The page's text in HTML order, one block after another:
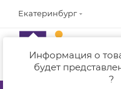
Екатеринбург
Информация о
будет
?